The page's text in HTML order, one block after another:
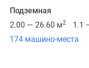
Наружные
стены
всех
новостроек
Подземная
2.00 — 26.60 м2
1.1
174 машино-места